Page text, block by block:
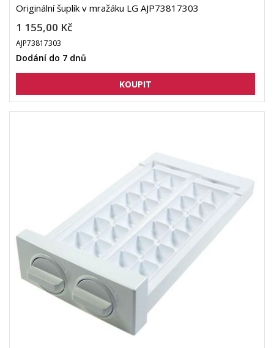
Originální šuplík v mražáku LG AJP73817303
1 155,00 Kč
AJP73817303
Dodání do 7 dnů